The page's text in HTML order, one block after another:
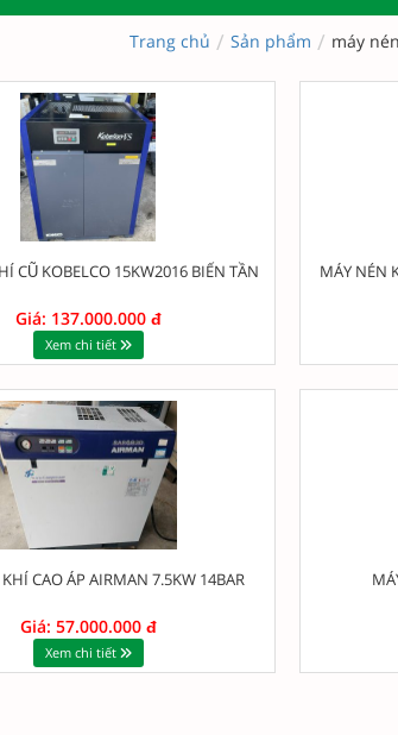
Trang chủ / Sản phẩm / máy
CŨ KOBELCO 15KW2016 BIẾN TẦN
Giá: 137.000.000 đ
Xem chi tiết
MÁY NÉN
CAO ÁP AIRMAN 7.5KW 14BAR
Giá: 57.000.000 đ
Xem chi tiết